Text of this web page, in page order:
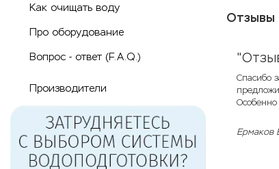
Как очищать воду
Про оборудование
Вопрос - ответ (F.A.Q.)
Производители
Отзывы
Спасибо
Ермаков